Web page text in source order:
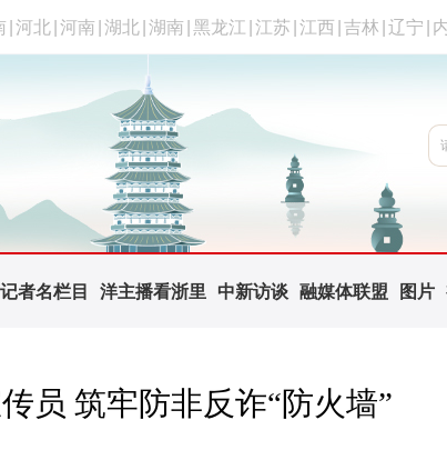
河北 河南 湖北 湖南 黑龙江 江苏 江西 吉林 辽宁
者名栏目 洋主播看浙里 中新访谈 融媒体联盟 图片
员 筑牢防非反诈“防火墙”